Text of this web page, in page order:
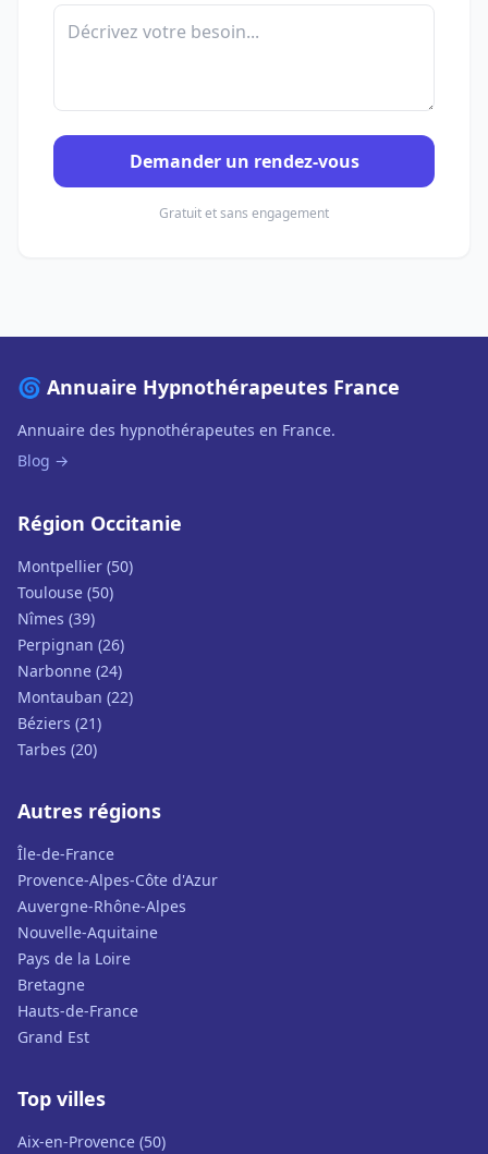
Demander un rendez-vous
Gratuit et sans engagement
🌀 Annuaire Hypnothérapeutes France
Annuaire des hypnothérapeutes en France.
Blog →
Région Occitanie
Montpellier (50)
Toulouse (50)
Nîmes (39)
Perpignan (26)
Narbonne (24)
Montauban (22)
Béziers (21)
Tarbes (20)
Autres régions
Île-de-France
Provence-Alpes-Côte d'Azur
Auvergne-Rhône-Alpes
Nouvelle-Aquitaine
Pays de la Loire
Bretagne
Hauts-de-France
Grand Est
Top villes
Aix-en-Provence (50)